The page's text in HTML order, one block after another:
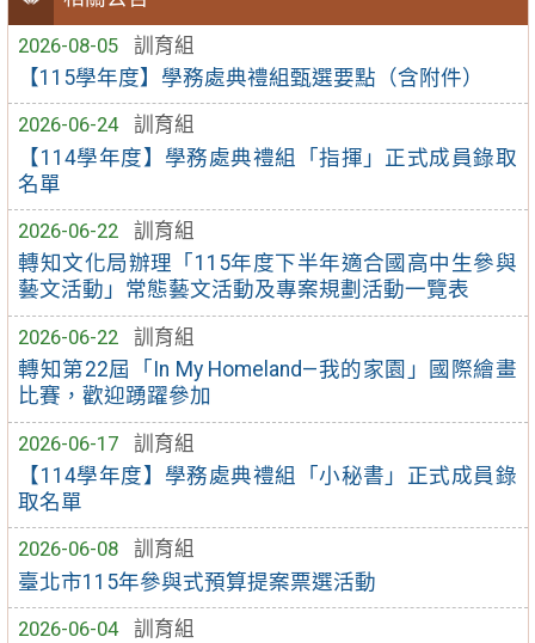
2026-08-05
訓育組
【115學年度】學務處典禮組甄選要點（含附件）
2026-06-24
訓育組
【114學年度】學務處典禮組「指揮」正式成員錄取
名單
2026-06-22
訓育組
轉知文化局辦理「115年度下半年適合國高中生參與
藝文活動」常態藝文活動及專案規劃活動一覽表
2026-06-22
訓育組
轉知第22屆「In My Homeland—我的家園」國際繪畫
比賽，歡迎踴躍參加
2026-06-17
訓育組
【114學年度】學務處典禮組「小秘書」正式成員錄
取名單
2026-06-08
訓育組
臺北市115年參與式預算提案票選活動
2026-06-04
訓育組